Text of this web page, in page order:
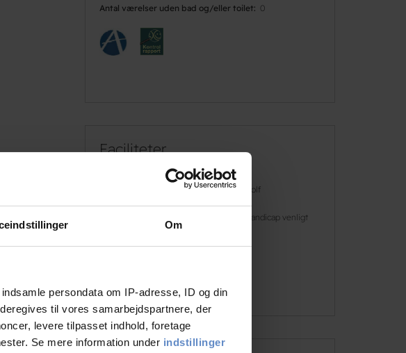
Om
persondata om IP-adresse, ID og din
til vores samarbejdspartnere, der
levere tilpasset indhold, foretage
Se mere information under indstillinger
Antal værelser uden bad og/eller toilet
0
Faciliteter
Golf
Handicap venligt
Svømmehal
Læs mere